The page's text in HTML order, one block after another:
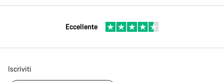
Eccellente
Iscriviti